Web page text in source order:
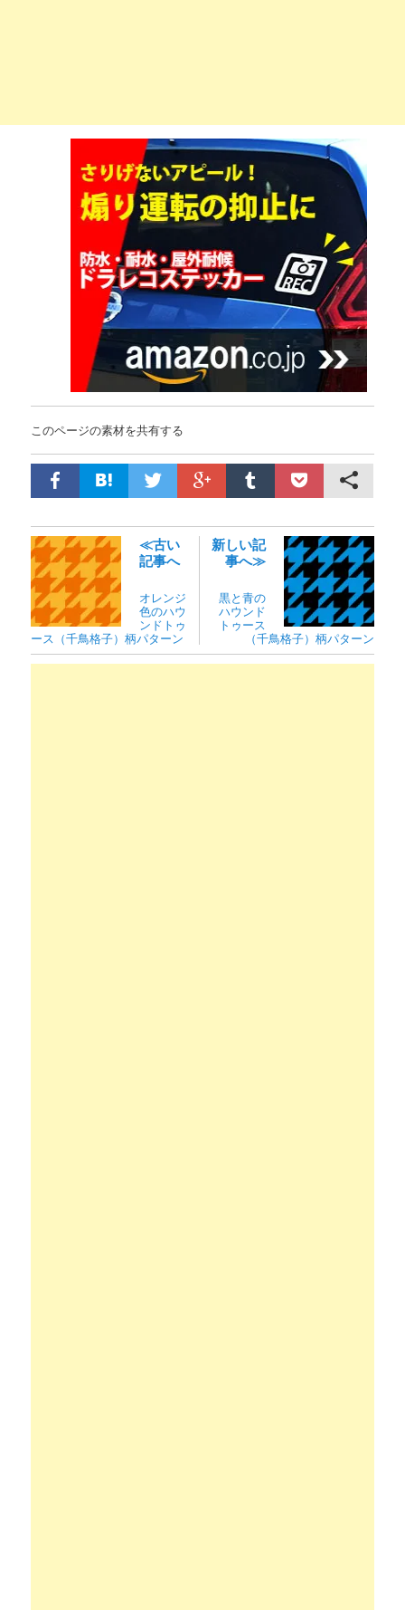
このページの素材を共有する
≪古い
記事へ
オレンジ
色のハウ
ンドトゥ
ース（千鳥格子）柄パターン
新しい記
事へ≫
黒と青の
ハウンド
トゥース
（千鳥格子）柄パターン